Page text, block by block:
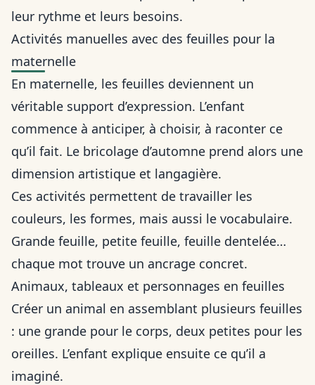
leur rythme et leurs besoins.
Activités manuelles avec des feuilles pour la
maternelle
En maternelle, les feuilles deviennent un
véritable support d’expression. L’enfant
commence à anticiper, à choisir, à raconter ce
qu’il fait. Le bricolage d’automne prend alors une
dimension artistique et langagière.
Ces activités permettent de travailler les
couleurs, les formes, mais aussi le vocabulaire.
Grande feuille, petite feuille, feuille dentelée…
chaque mot trouve un ancrage concret.
Animaux, tableaux et personnages en feuilles
Créer un animal en assemblant plusieurs feuilles
: une grande pour le corps, deux petites pour les
oreilles. L’enfant explique ensuite ce qu’il a
imaginé.